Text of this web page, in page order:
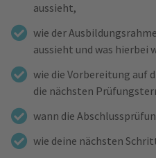
aussieht,
wie der
aussieht und was hierbei
wie die Vorbereitung auf
die nächsten
wann die
wie deine nächsten